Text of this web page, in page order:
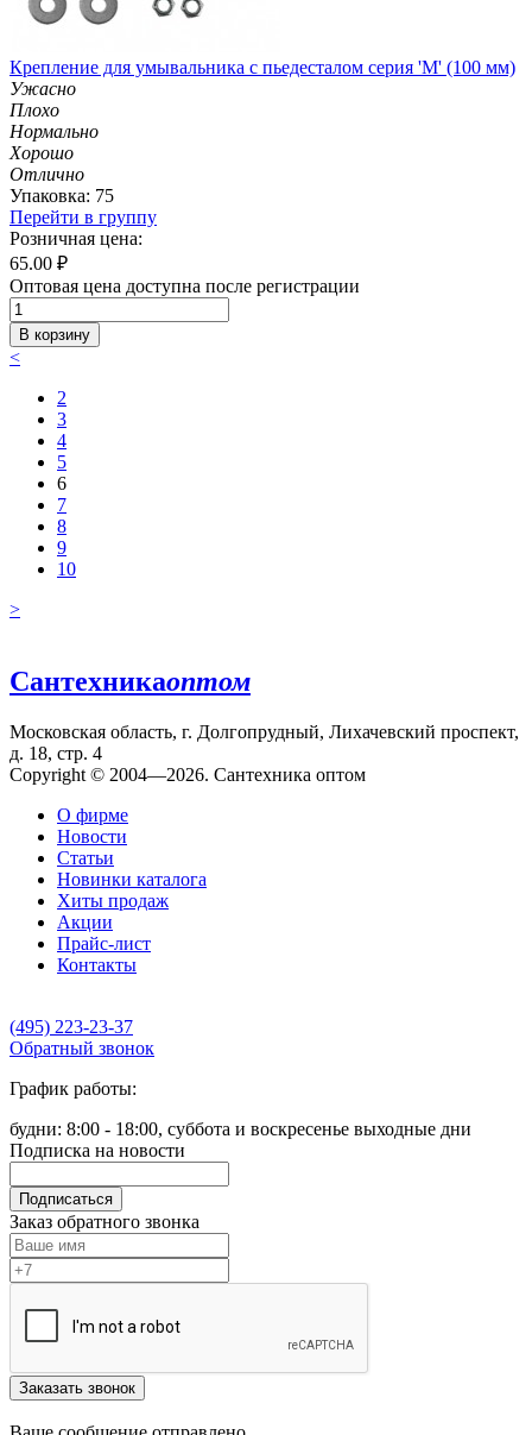
Крепление для умывальника с пьедесталом серия 'М' (100 мм)
Ужасно
Плохо
Нормально
Хорошо
Отлично
Упаковка: 75
Перейти в группу
Розничная цена:
65.00 ₽
Оптовая цена доступна после регистрации
В корзину
<
2
3
4
5
6
7
8
9
10
>
Сантехникаоптом
Московская область, г. Долгопрудный, Лихачевский проспект,
д. 18, стр. 4
Copyright © 2004—2026. Сантехника оптом
О фирме
Новости
Статьи
Новинки каталога
Хиты продаж
Акции
Прайс-лист
Контакты
(495) 223-23-37
Обратный звонок
График работы:
будни: 8:00 - 18:00, суббота и воскресенье выходные дни
Подписка на новости
Подписаться
Заказ обратного звонка
Заказать звонок